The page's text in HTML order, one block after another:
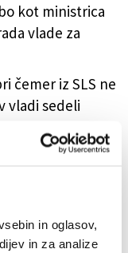
in oglasov,
in za analize
kot ministrica
vlade za
čemer iz SLS ne
vladi sedeli
Jernej
za obrambo
kohezijo
in za
Mateja Ribič.
bodo Anže